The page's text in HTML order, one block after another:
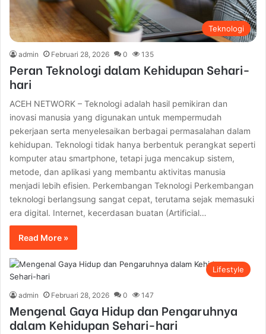
Teknologi
admin Februari 28, 2026 0 135
Peran Teknologi dalam Kehidupan Sehari-
hari
ACEH NETWORK – Teknologi adalah hasil pemikiran dan
inovasi manusia yang digunakan untuk mempermudah
pekerjaan serta menyelesaikan berbagai permasalahan dalam
kehidupan. Teknologi tidak hanya berbentuk perangkat seperti
komputer atau smartphone, tetapi juga mencakup sistem,
metode, dan aplikasi yang membantu aktivitas manusia
menjadi lebih efisien. Perkembangan Teknologi Perkembangan
teknologi berlangsung sangat cepat, terutama sejak memasuki
era digital. Internet, kecerdasan buatan (Artificial…
Read More »
Lifestyle
admin Februari 28, 2026 0 147
Mengenal Gaya Hidup dan Pengaruhnya
dalam Kehidupan Sehari-hari